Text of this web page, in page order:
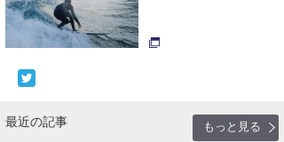
最近の記事 もっと見る